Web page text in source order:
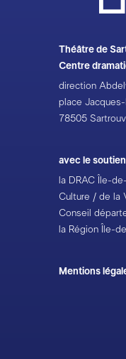
Théâtre de
Centre
direction
place
78505
avec le
la DRAC Île-
Culture / de la
Conseil
la Région Île-
Mentions